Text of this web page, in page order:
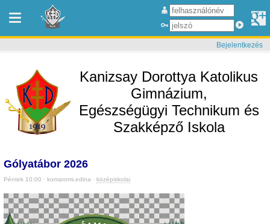
Bejelentkezés
Kanizsay Dorottya Katolikus
Gimnázium,
Egészségügyi Technikum és
Szakképző Iskola
Gólyatábor 2026
Péntek 10:00 · komaromi.edina · középiskolai